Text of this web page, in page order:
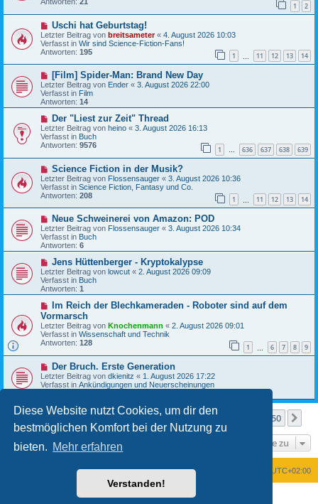
Diese Website nutzt Cookies, um dir den
bestmöglichen Komfort bei der Nutzung zu
bieten. Mehr erfahren
Verstanden!
g
r
B
e
i
t
r
g
1 2
N
e
u
e
r
B
i
t
r
a
g
Uschi hat Geburtstag!
Letzter Beitrag von breitsameter« 4. August 2026 10:03
Verfasst in Wir sind Science-Fiction-Fans!
Antworten: 195 1 11 12 13 14
N
e
u
e
r
B
e
i
t
r
a
g
[Film] Spider-Man: Brand New Day
Letzter Beitrag von Ender « 3. August 2026 22:00
Verfasst in Film
Antworten: 14
N
e
u
e
r
B
e
i
t
r
g
Der "Liest zur Zeit" Thread
Letzter Beitrag von heino « 3. August 2026 16:13
Verfasst in Buch
Antworten: 9576 1 … 636 637 638 639
N
e
u
e
r
B
i
t
r
a
Science Fiction in der Musik?
Letzter Beitrag von Flossensauger « 3. August 2026 10:36
Verfasst in Science Fiction, Fantasy und Co.
Antworten: 208 1 11 12 13 14
N
e
u
e
r
B
e
i
t
r
a
g
Neue Schweinerei von Amazon: POD
Letzter Beitrag von Flossensauger « 3. August 2026 10:34
Verfasst in Buch
Antworten: 6
N
e
u
e
r
B
i
t
r
a
g
Jens Hüttenberger - Kryptokalypse
Letzter Beitrag von lowcut « 2. August 2026 09:09
Verfasst in Buch
Antworten: 1
N
e
u
e
r
B
e
t
r
a
Im Reich der Blechkameraden - Roboter sind auf dem
Vormarsch
Letzter Beitrag von Knochenmann « 2. August 2026 09:01
Verfasst in Wissenschaft und Technik
Antworten: 128 1 6 7 8 9
N
e
u
e
B
e
i
t
a
Der Bruch. Erste Generation
Letzter Beitrag von dkienitz « 1. August 2026 17:22
Verfasst in Ankündigungen und Neuerscheinungen
Die Suche ergab mehr als 1000 Treffer Seite 1von
1 2 3 50
Gehe zu
Foren-Übersicht UTC+02:00
Powered by
® Forum Software © phpBB Limited